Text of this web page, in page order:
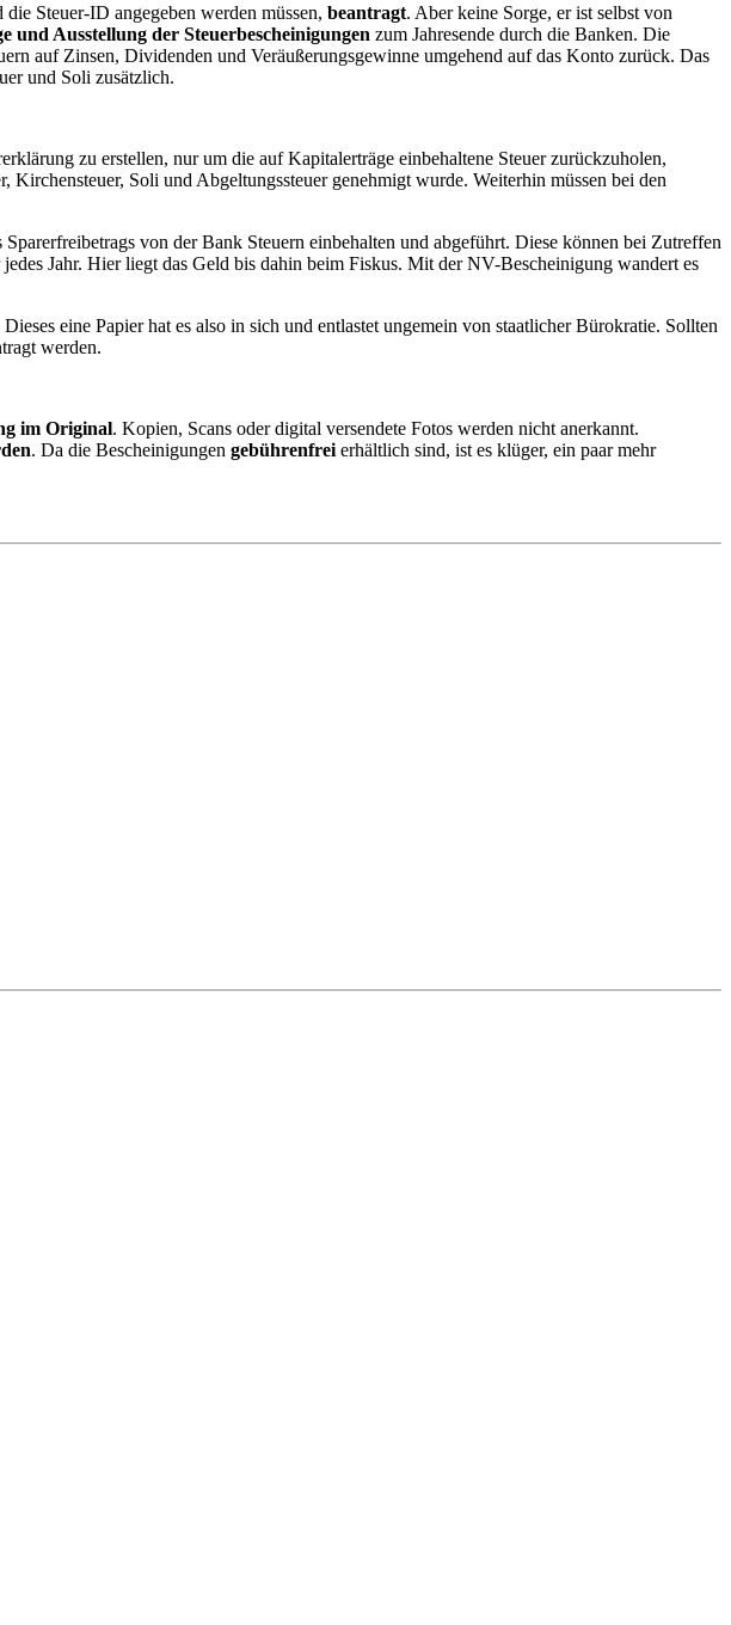
Steuer-ID angegeben werden müssen, beantragt. Aber keine Sorge, er ist selbst von
und Ausstellung der Steuerbescheinigungen zum Jahresende durch die Banken. Die
auf Zinsen, Dividenden und Veräußerungsgewinne umgehend auf das Konto zurück. Das
und Soli zusätzlich.
zu erstellen, nur um die auf Kapitalerträge einbehaltene Steuer zurückzuholen,
Soli und Abgeltungssteuer genehmigt wurde. Weiterhin müssen bei den
von der Bank Steuern einbehalten und abgeführt. Diese können bei Zutreffen
Jahr. Hier liegt das Geld bis dahin beim Fiskus. Mit der NV-Bescheinigung wandert es
eine Papier hat es also in sich und entlastet ungemein von staatlicher Bürokratie. Sollten
werden.
im Original. Kopien, Scans oder digital versendete Fotos werden nicht anerkannt.
. Da die Bescheinigungen gebührenfrei erhältlich sind, ist es klüger, ein paar mehr